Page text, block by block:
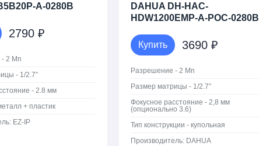
A-0280B
2790 ₽
- 2 Мп
- 1/2.7”
- 2.8 мм
+ пластик
EZ-IP
DAHUA DH-HAC-
HDW1200EMP-A-POC-0280B
Купить 3690 ₽
Разрешение - 2 Мп
Размер матрицы - 1/2.7”
Фокусное расстояние - 2,8 мм
(опционально 3.6)
Тип конструкции - купольная
Производитель: DAHUA